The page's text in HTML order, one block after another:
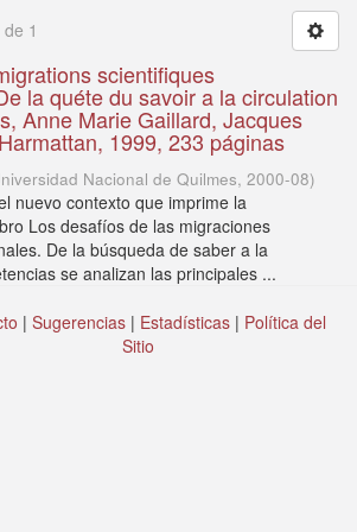
1
scientifiques
la quéte du savoir a la circulation
Anne Marie Gaillard, Jacques
1999, 233 páginas
Nacional de Quilmes, 2000-08)
nuevo contexto que imprime la
Los desafíos de las migraciones
De la búsqueda de saber a la
se analizan las principales ...
| Sugerencias | Estadísticas | Política del
Sitio